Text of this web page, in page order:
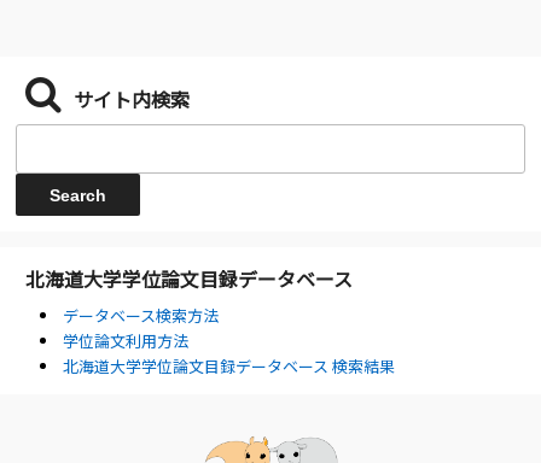
サイト内検索
北海道大学学位論文目録データベース
データベース検索方法
学位論文利用方法
北海道大学学位論文目録データベース 検索結果